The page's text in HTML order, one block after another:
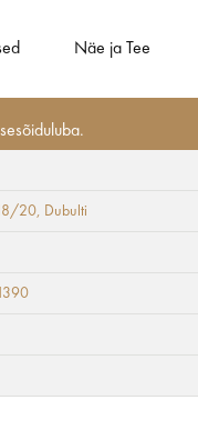
Näe ja Tee
20, Dubulti